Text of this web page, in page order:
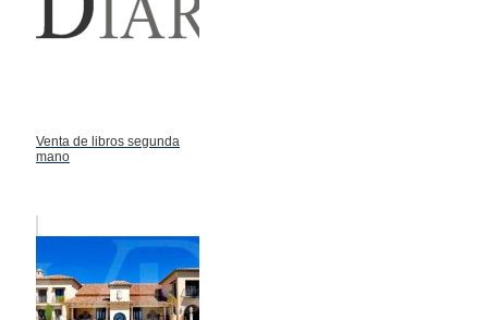
Venta de libros segunda
mano